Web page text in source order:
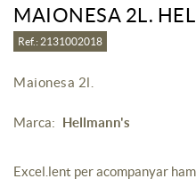
MAIONESA 2L.
Ref.: 2131002018
Maionesa 2l.
Marca: Hellmann's
Excel.lent per acompanyar